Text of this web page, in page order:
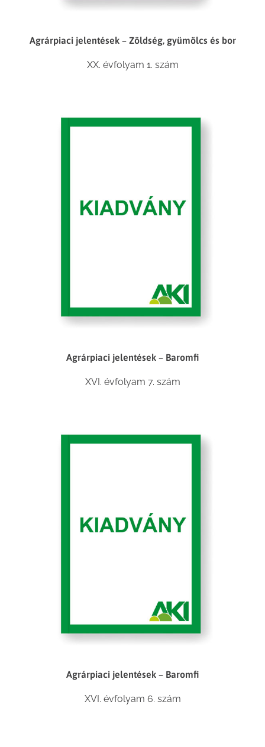
Agrárpiaci jelentések – Zöldség, gyümölcs és bor
XX. évfolyam 1. szám
Agrárpiaci jelentések – Baromfi
XVI. évfolyam 7. szám
Agrárpiaci jelentések – Baromfi
XVI. évfolyam 6. szám